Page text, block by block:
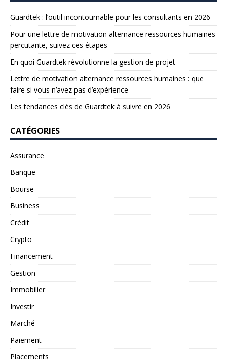
Guardtek : l’outil incontournable pour les consultants en 2026
Pour une lettre de motivation alternance ressources humaines
percutante, suivez ces étapes
En quoi Guardtek révolutionne la gestion de projet
Lettre de motivation alternance ressources humaines : que
faire si vous n’avez pas d’expérience
Les tendances clés de Guardtek à suivre en 2026
CATÉGORIES
Assurance
Banque
Bourse
Business
Crédit
Crypto
Financement
Gestion
Immobilier
Investir
Marché
Paiement
Placements